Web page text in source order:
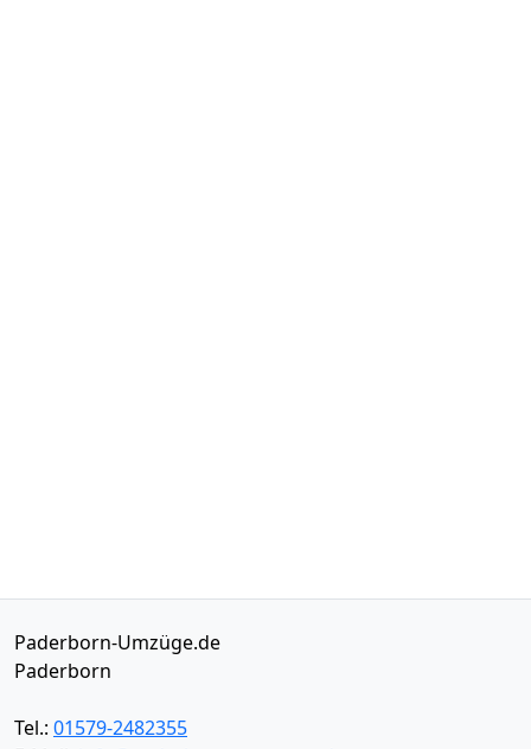
Paderborn-Umzüge.de
Paderborn
Tel.: 01579-2482355